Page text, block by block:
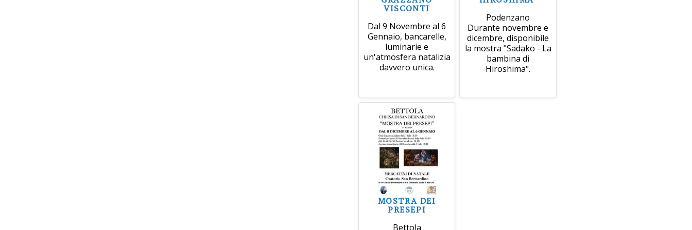
VISCONTI
Dal 9 Novembre al 6
Gennaio, bancarelle,
luminarie e
un'atmosfera natalizia
davvero unica.
Podenzano
Durante novembre e
dicembre, disponibile
la mostra "Sadako - La
bambina di
Hiroshima".
MOSTRA DEI
PRESEPI
Bettola